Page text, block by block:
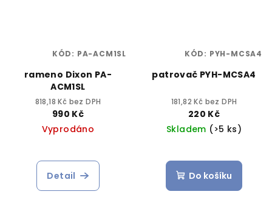
rameno Dixon PA-
ACM1SL
818,18 Kč bez DPH
990 Kč
Vyprodáno
Detail
KÓD: PA-ACM1SL
patrovač PYH-MCSA4
181,82 Kč bez DPH
220 Kč
Skladem (>5 ks)
Do košíku
KÓD: PYH-MCSA4